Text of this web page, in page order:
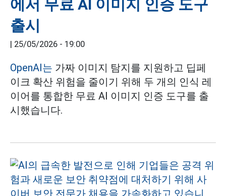
에서 무료 AI 이미지 인증 도구
출시
| 25/05/2026 - 19:00
OpenAI는 가짜 이미지 탐지를 지원하고 딥페
이크 확산 위험을 줄이기 위해 두 개의 인식 레
이어를 통합한 무료 AI 이미지 인증 도구를 출
시했습니다.